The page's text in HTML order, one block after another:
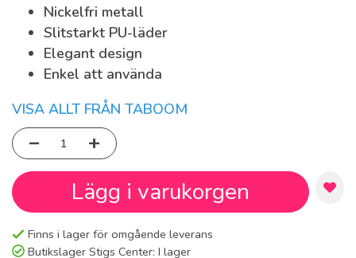
Nickelfri metall
Slitstarkt PU-läder
Elegant design
Enkel att använda
VISA ALLT FRÅN TABOOM
Lägg i varukorgen
Finns i lager för omgående leverans
Butikslager Stigs Center: I lager